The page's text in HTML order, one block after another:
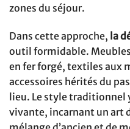
zones du séjour.
Dans cette approche, la
outil formidable.
en fer forgé, textiles aux
accessoires hérités du
lieu. Le style traditionnel
vivante, incarnant un art